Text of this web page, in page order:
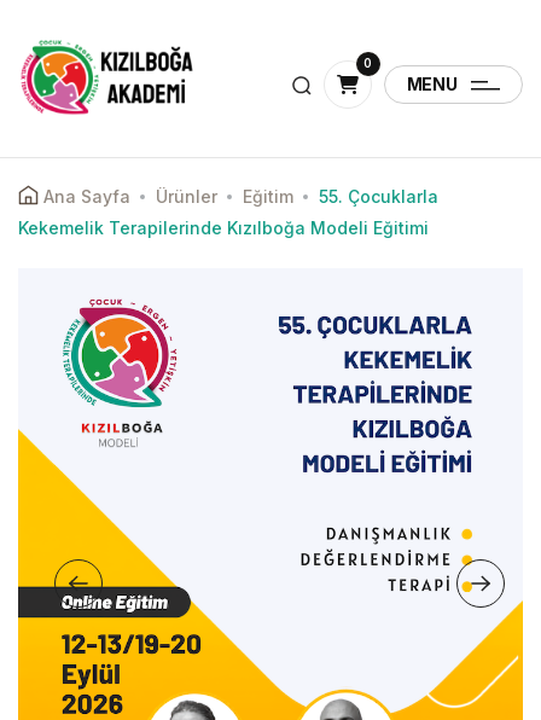
0
MENU
Ana Sayfa Ürünler Eğitim
55. Çocuklarla
Kekemelik Terapilerinde Kızılboğa Modeli Eğitimi